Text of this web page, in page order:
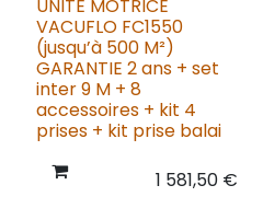
UNITÉ MOTRICE
VACUFLO FC1550
(jusqu’à 500 M²)
GARANTIE 2 ans + set
inter 9 M + 8
accessoires + kit 4
prises + kit prise balai
1 581,50 €